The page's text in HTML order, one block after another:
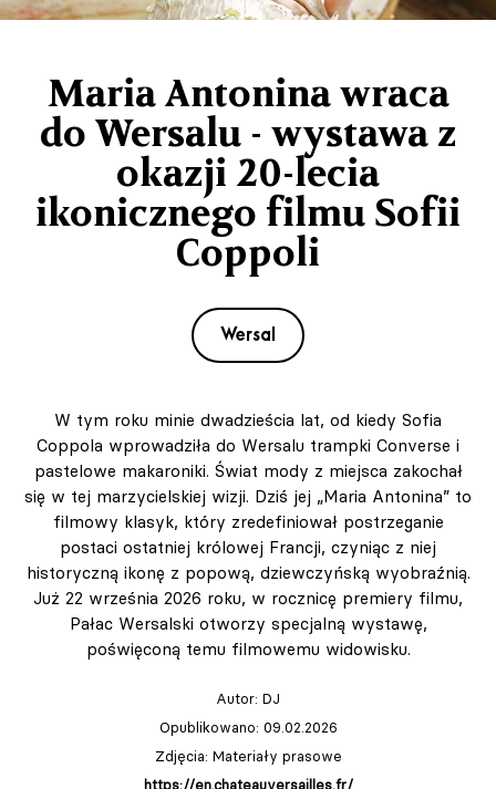
Maria Antonina wraca
do Wersalu - wystawa z
okazji 20-lecia
ikonicznego filmu Sofii
Coppoli
Wersal
W tym roku minie dwadzieścia lat, od kiedy Sofia
Coppola wprowadziła do Wersalu trampki Converse i
pastelowe makaroniki. Świat mody z miejsca zakochał
się w tej marzycielskiej wizji. Dziś jej „Maria Antonina” to
filmowy klasyk, który zredefiniował postrzeganie
postaci ostatniej królowej Francji, czyniąc z niej
historyczną ikonę z popową, dziewczyńską wyobraźnią.
Już 22 września 2026 roku, w rocznicę premiery filmu,
Pałac Wersalski otworzy specjalną wystawę,
poświęconą temu filmowemu widowisku.
Autor: DJ
Opublikowano: 09.02.2026
Zdjęcia: Materiały prasowe
https://en.chateauversailles.fr/